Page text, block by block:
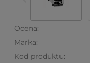
Ocena:
Marka:
Kod produktu: